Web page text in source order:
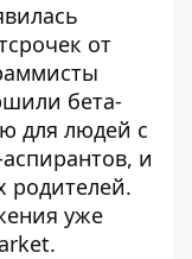
от
бета-
для людей с
и
родителей.
уже